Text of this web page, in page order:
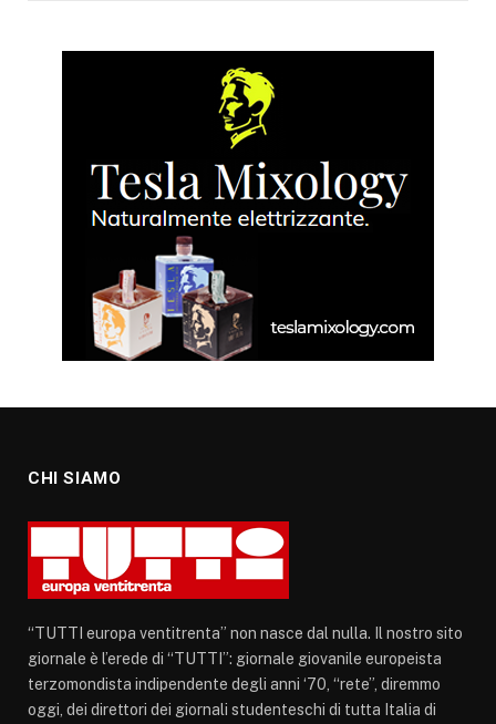
CHI SIAMO
“TUTTI europa ventitrenta” non nasce dal nulla. Il nostro sito
giornale è l’erede di “TUTTI”: giornale giovanile europeista
terzomondista indipendente degli anni ‘70, “rete”, diremmo
oggi, dei direttori dei giornali studenteschi di tutta Italia di